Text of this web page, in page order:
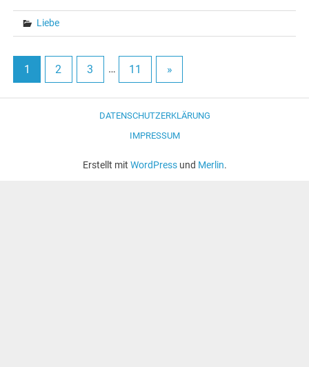
Liebe
1 2 3 … 11 »
DATENSCHUTZERKLÄRUNG
IMPRESSUM
Erstellt mit WordPressund Merlin.